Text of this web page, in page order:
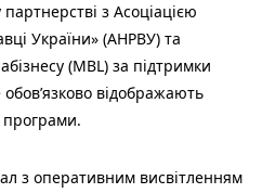
з Асоціацією
України» (АНРВУ) та
(MBL) за підтримки
відображають
програми.
з оперативним висвітленням